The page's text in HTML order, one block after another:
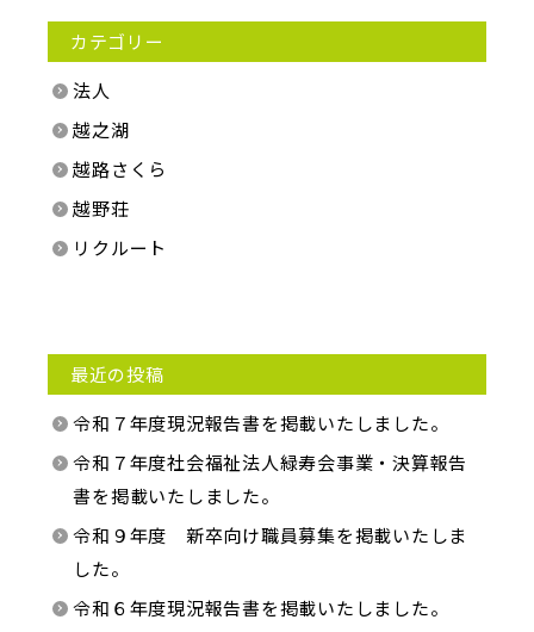
カテゴリー
法人
越之湖
越路さくら
越野荘
リクルート
最近の投稿
令和７年度現況報告書を掲載いたしました。
令和７年度社会福祉法人緑寿会事業・決算報告
書を掲載いたしました。
令和９年度 新卒向け職員募集を掲載いたしま
した。
令和６年度現況報告書を掲載いたしました。